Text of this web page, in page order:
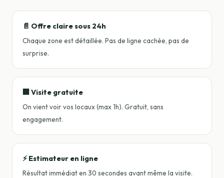
📄 Offre claire sous 24h
Chaque zone est détaillée. Pas de ligne cachée, pas de
surprise.
🏢 Visite gratuite
On vient voir vos locaux (max 1h). Gratuit, sans
engagement.
⚡ Estimateur en ligne
Résultat immédiat en 30 secondes avant même la visite.